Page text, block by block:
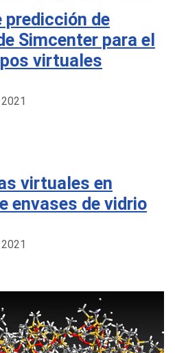
predicción de
Simcenter para el
virtuales
virtuales en
envases de vidrio